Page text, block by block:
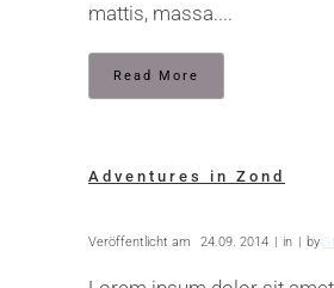
mattis, massa....
Read More
Adventures in Zond
Veröffentlicht am 24.09. 2014 in by